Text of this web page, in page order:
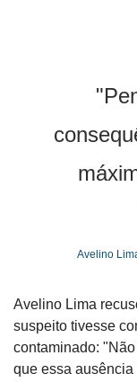
Avelino
Avelino Lima
suspeito tivesse
contaminado:
que essa ausência